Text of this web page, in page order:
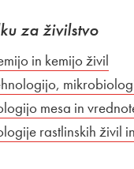
za živilstvo
in kemijo živil
mesa in
rastlinskih živil